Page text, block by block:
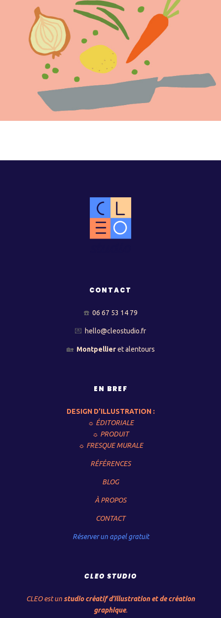
CONTACT
☎️ 06 67 53 14 79
💌 hello@cleostudio.fr
🏡 Montpellieret alentours
EN BREF
DESIGN D’ILLUSTRATION :
☼ ÉDITORIALE
☼ PRODUIT
☼ FRESQUE MURALE
RÉFÉRENCES
BLOG
À PROPOS
CONTACT
Réserver un appel gratuit
CLEO STUDIO
CLEO est un studio créatif d’illustration et de création
graphique.